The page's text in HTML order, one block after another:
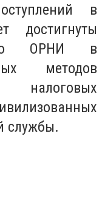
в
достигнуты
ОРНИ в
методов
налоговых
службы.